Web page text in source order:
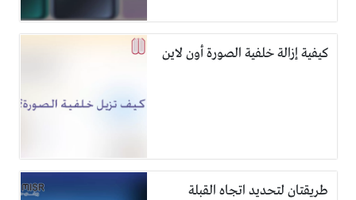
كيفية إزالة خلفية الصورة أون لاين
طريقتان لتحديد اتجاه القبلة